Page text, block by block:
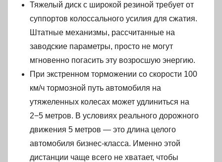
Тяжелый диск с широкой резиной требует от
суппортов колоссального усилия для сжатия.
Штатные механизмы, рассчитанные на
заводские параметры, просто не могут
мгновенно погасить эту возросшую энергию.
При экстренном торможении со скорости 100
км/ч тормозной путь автомобиля на
утяжеленных колесах может удлиниться на
2−5 метров. В условиях реального дорожного
движения 5 метров — это длина целого
автомобиля бизнес-класса. Именно этой
дистанции чаще всего не хватает, чтобы